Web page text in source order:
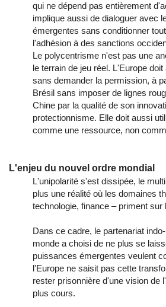
qui ne dépend pas entièrement
implique aussi de dialoguer avec
émergentes sans conditionner
l'adhésion à des sanctions
Le polycentrisme n'est pas une
le terrain de jeu réel. L'Europe
sans demander la permission, à
Brésil sans imposer de lignes
Chine par la qualité de son
protectionnisme. Elle doit aussi
comme une ressource, non
L'enjeu du nouvel ordre mondial
L'unipolarité s'est dissipée, le
plus une réalité où les domaines
technologie, finance – priment sur
Dans ce cadre, le partenariat
monde a choisi de ne plus se
puissances émergentes veulent
l'Europe ne saisit pas cette
rester prisonnière d'une vision de
plus cours.